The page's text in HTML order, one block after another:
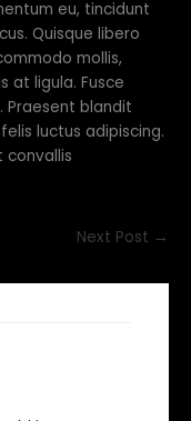
eu, tincidunt
Quisque libero
mollis,
at ligula. Fusce
Praesent blandit
luctus adipiscing.
convallis
Next Post →